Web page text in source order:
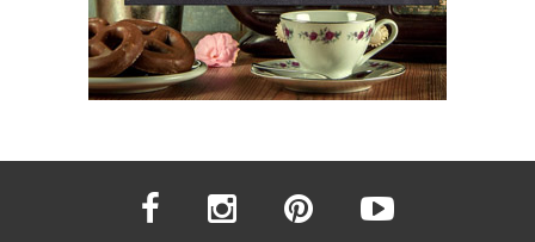
facebook instagram